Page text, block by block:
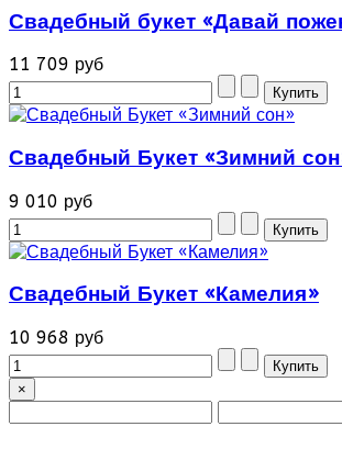
Свадебный букет «Давай
11 709 руб
Свадебный Букет «Зимний
9 010 руб
Свадебный Букет «Камелия»
10 968 руб
×